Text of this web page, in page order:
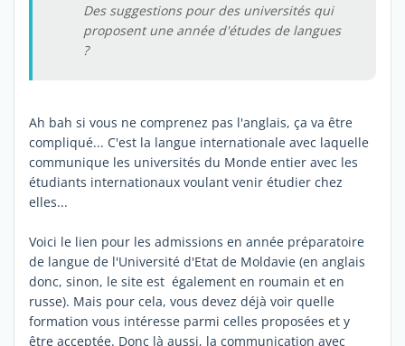
Des suggestions pour des universités qui
proposent une année d'études de langues
?
Ah bah si vous ne comprenez pas l'anglais, ça va être
compliqué... C'est la langue internationale avec laquelle
communique les universités du Monde entier avec les
étudiants internationaux voulant venir étudier chez
elles...
Voici le lien pour les admissions en année préparatoire
de langue de l'Université d'Etat de Moldavie (en anglais
donc, sinon, le site est également en roumain et en
russe). Mais pour cela, vous devez déjà voir quelle
formation vous intéresse parmi celles proposées et y
être acceptée. Donc là aussi, la communication avec